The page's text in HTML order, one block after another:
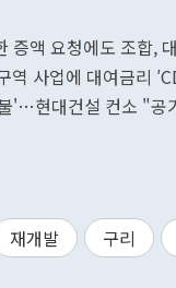
액 요청에도 조합,
사업에 대여금리
'…현대건설 컨소 "공
재개발 구리